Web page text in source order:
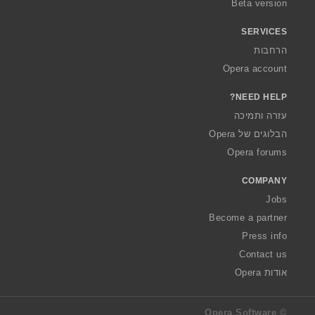
Beta version
SERVICES
הרחבות
Opera account
NEED HELP?
עזרה ותמיכה
הבלוגים של Opera
Opera forums
COMPANY
Jobs
Become a partner
Press info
Contact us
אודות Opera
© Opera Software